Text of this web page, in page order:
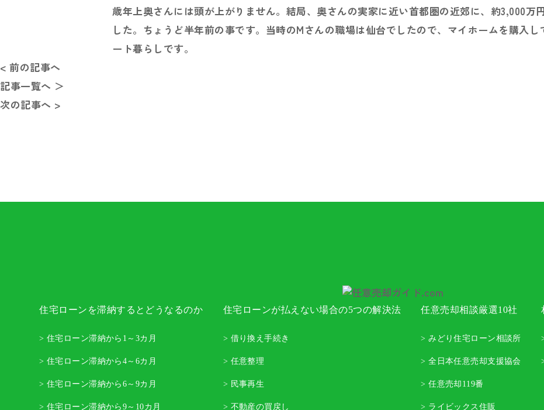
歳年上奥さんには頭が上がりません。結局、奥さんの実家に近い首都圏の近郊に、約3,000万
した。ちょうど半年前の事です。当時のMさんの職場は仙台でしたので、マイホームを購入
ート暮らしです。
< 前の記事へ
記事一覧へ ＞
次の記事へ >
住宅ローンを滞納するとどうなるのか
> 住宅ローン滞納から1～3カ月
> 住宅ローン滞納から4～6カ月
> 住宅ローン滞納から6～9カ月
> 住宅ローン滞納から9～10カ月
住宅ローンが払えない場合の5つの解決法
> 借り換え手続き
> 任意整理
> 民事再生
> 不動産の買戻し
任意売却相談厳選10社
> みどり住宅ローン相談所
> 全日本任意売却支援協会
> 任意売却119番
> ライビックス住販